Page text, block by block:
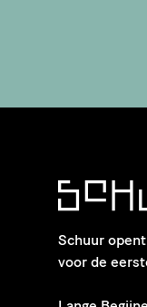
Schuur
voor de